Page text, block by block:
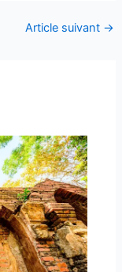
Article suivant →